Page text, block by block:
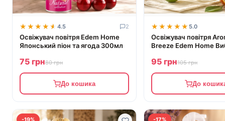
★★★★★
★★★★★ 4.5 2
Освіжувач повітря Edem Home
Японський піон та ягода 300мл
75 грн80 грн
До кошика
★★★★★
★★★★★ 5.0
Освіжувач повітря
Breeze Edem Home
95 грн105 грн
До
-19% -17%